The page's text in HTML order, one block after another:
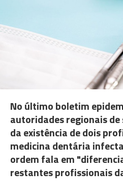
No último boletim
autoridades regionais
da existência de dois
medicina dentária
ordem fala em
restantes profissionais